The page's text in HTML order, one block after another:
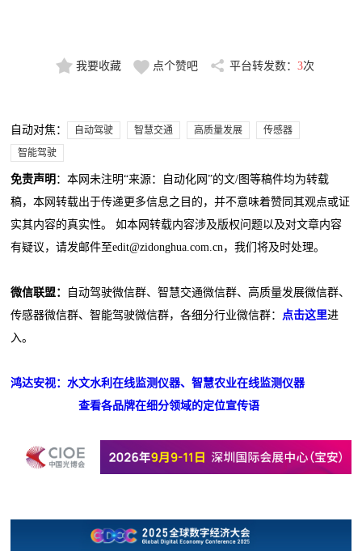
我要收藏 点个赞吧 平台转发数： 3次
自动对焦： 自动驾驶 智慧交通 高质量发展
传感器
智能驾驶
免责声明 ：本网未注明“来源：自动化网”的文/图等稿件均为转载
稿，本网转载出于传递更多信息之目的，并不意味着赞同其观点或证
实其内容的真实性。 如本网转载内容涉及版权问题以及对文章内容
有疑议，请发邮件至edit@zidonghua.com.cn，我们将及时处理。
微信联盟：
自动驾驶微信群、智慧交通微信群、高质量发展微信群、
传感器微信群、智能驾驶微信群，各细分行业微信群：
点击这里进
入。
鸿达安视：水文水利在线监测仪器、智慧农业在线监测仪器
查看各品牌在细分领域的定位宣传语